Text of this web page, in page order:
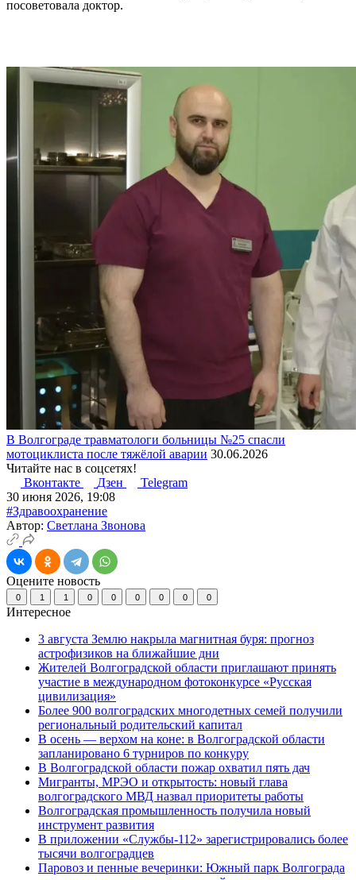
посоветовала доктор.
В Волгограде травматологи больницы №25 спасли
мотоциклиста после тяжёлой аварии 30.06.2026
Читайте нас в соцсетях!
Вконтакте
Дзен
Telegram
30 июня 2026, 19:08
#Здравоохранение
Автор: Светлана Звонова
Оцените новость
0 1 1 0 0 0 0 0 0
Интересное
3 августа Землю накрыла магнитная буря: прогноз
астрофизиков на ближайшие дни
Жителей Волгоградской области приглашают принять
участие в международном фотоконкурсе «Русская
цивилизация»
Более 900 волгоградских многодетных семей получили
региональный родительский капитал
В осень — верхом на коне: в Волгоградской области
запланировано 6 турниров по конкуру
В Волгоградской области пожар охватил пять дач
Мигранты, МРЭО и открытость: новый глава
волгоградского МВД назвал приоритеты работы
Волгоградская промышленность получила новый
инструмент развития
В приложении «Службы-112» зарегистрировались более
тысячи волгоградцев
Паровоз и пенные вечеринки: Южный парк Волгограда